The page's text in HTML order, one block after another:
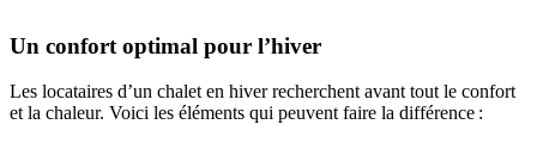
Un confort optimal pour l’hiver
Les locataires d’un chalet en hiver recherchent avant tout le confort
et la chaleur. Voici les éléments qui peuvent faire la différence :